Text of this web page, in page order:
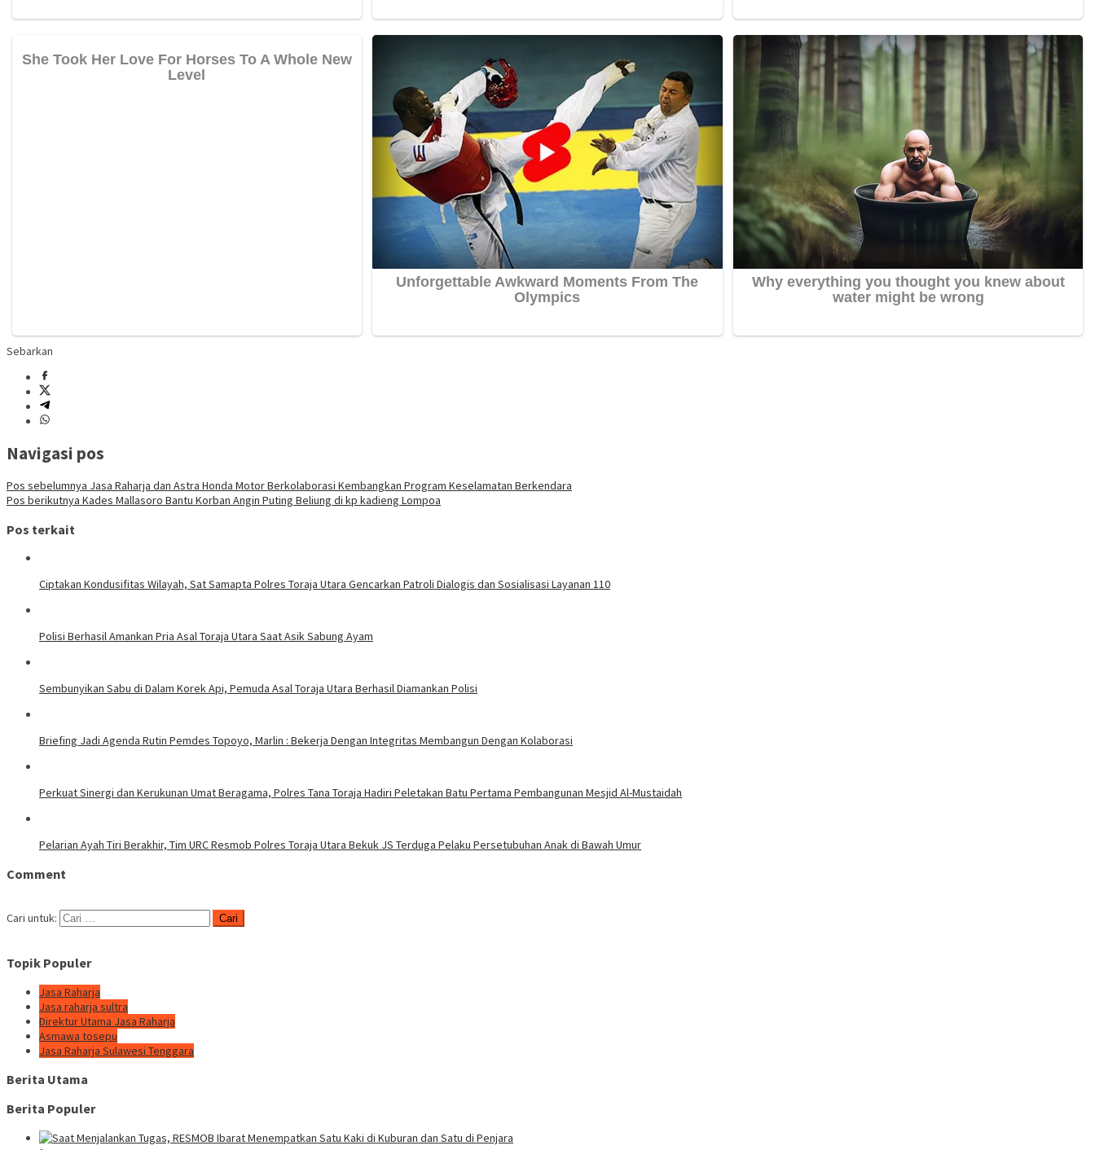
Sebarkan
Navigasi pos
Pos sebelumnya Jasa Raharja dan Astra Honda Motor Berkolaborasi Kembangkan Program Keselamatan Berkendara
Pos berikutnya Kades Mallasoro Bantu Korban Angin Puting Beliung di kp kadieng Lompoa
Pos terkait
Ciptakan Kondusifitas Wilayah, Sat Samapta Polres Toraja Utara Gencarkan Patroli Dialogis dan Sosialisasi Layanan 110
Polisi Berhasil Amankan Pria Asal Toraja Utara Saat Asik Sabung Ayam
Sembunyikan Sabu di Dalam Korek Api, Pemuda Asal Toraja Utara Berhasil Diamankan Polisi
Briefing Jadi Agenda Rutin Pemdes Topoyo, Marlin : Bekerja Dengan Integritas Membangun Dengan Kolaborasi
Perkuat Sinergi dan Kerukunan Umat Beragama, Polres Tana Toraja Hadiri Peletakan Batu Pertama Pembangunan Mesjid Al-Mustaidah
Pelarian Ayah Tiri Berakhir, Tim URC Resmob Polres Toraja Utara Bekuk JS Terduga Pelaku Persetubuhan Anak di Bawah Umur
Comment
Cari untuk:
Topik Populer
Jasa Raharja
Jasa raharja sultra
Direktur Utama Jasa Raharja
Asmawa tosepu
Jasa Raharja Sulawesi Tenggara
Berita Utama
Berita Populer